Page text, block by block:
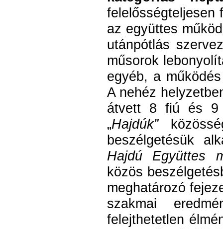
felelősségteljesen
az együttes
utánpótlás
műsorok
egyéb, a
A nehéz
átvett 8 fiú és 9
„Hajdúk”
beszélgetésük
Hajdú Együttes
közös
meghatározó
szakmai
felejthetetlen